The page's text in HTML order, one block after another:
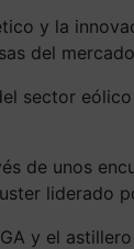
y la
del
sector
de unos
liderado
y el